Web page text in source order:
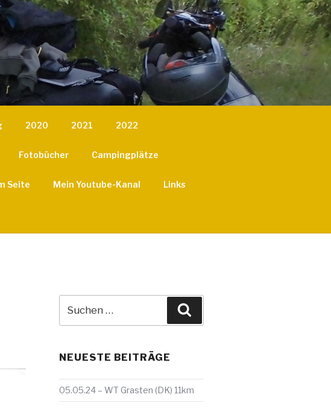
2020 2021 2022
Fotobücher Campingplätze
Seite Mein Youtube-Kanal Links
nach:
NEUESTE BEITRÄGE
05.05.24 – WT Grasten (DK) 11km